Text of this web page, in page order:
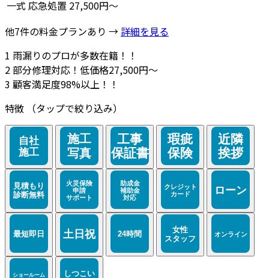
一式 応急処置 27,500円～
他7件の料金プランあり → 詳細を見る
1 雨漏りのプロが多数在籍！！
2部分修理対応！低価格27,500円～
3 顧客満足度98%以上！！
特徴
（タップで絞り込み）